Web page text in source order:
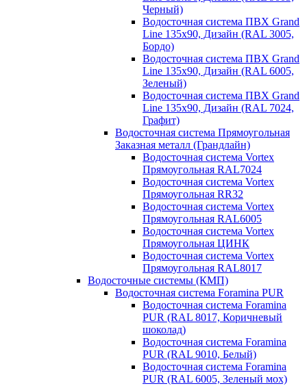
Черный)
Водосточная система ПВХ Grand
Line 135х90, Дизайн (RAL 3005,
Бордо)
Водосточная система ПВХ Grand
Line 135х90, Дизайн (RAL 6005,
Зеленый)
Водосточная система ПВХ Grand
Line 135х90, Дизайн (RAL 7024,
Графит)
Водосточная система Прямоугольная
Заказная металл (Грандлайн)
Водосточная система Vortex
Прямоугольная RAL7024
Водосточная система Vortex
Прямоугольная RR32
Водосточная система Vortex
Прямоугольная RAL6005
Водосточная система Vortex
Прямоугольная ЦИНК
Водосточная система Vortex
Прямоугольная RAL8017
Водосточные системы (КМП)
Водосточная система Foramina PUR
Водосточная система Foramina
PUR (RAL 8017, Коричневый
шоколад)
Водосточная система Foramina
PUR (RAL 9010, Белый)
Водосточная система Foramina
PUR (RAL 6005, Зеленый мох)